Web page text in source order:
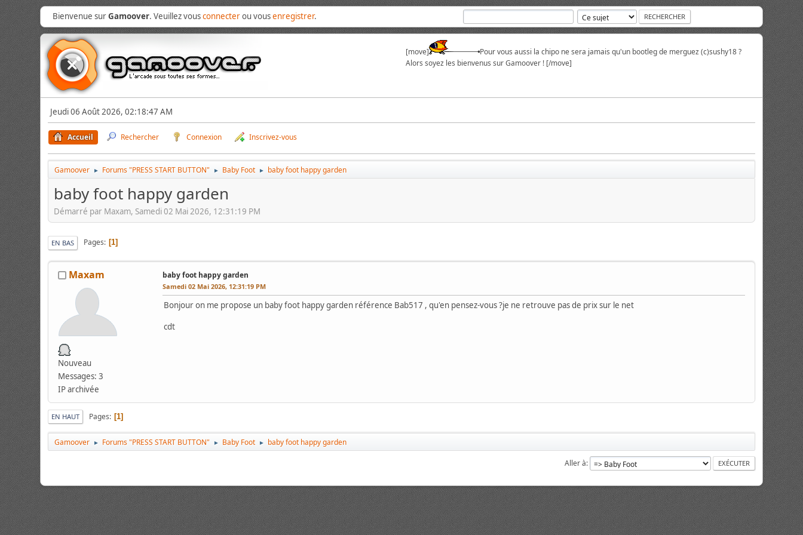
Bienvenue surGamoover. Veuillez vousconnecterou vousenregistrer.
[move]
Pour vous aussi la chipo ne sera jamais qu'un bootleg de merguez (c)sushy18 ?
Alors soyez les bienvenus sur Gamoover ! [/move]
Jeudi 06 Août 2026, 02:18:47 AM
Accueil Rechercher Connexion Inscrivez-vous
Gamoover ► Forums "PRESS START BUTTON" ► Baby Foot ► baby foot happy garden
baby foot happy garden
Démarré par Maxam, Samedi 02 Mai 2026, 12:31:19 PM
EN BAS Pages 1
Maxam
Nouveau
Messages: 3
IP archivée
baby foot happy garden
Samedi 02 Mai 2026, 12:31:19 PM
Bonjour on me propose un baby foot happy garden référence Bab517 , qu'en pensez-vous ?je ne retrouve pas de prix sur le net
cdt
EN HAUT Pages 1
Gamoover ► Forums "PRESS START BUTTON" ► Baby Foot ► baby foot happy garden
Aller à